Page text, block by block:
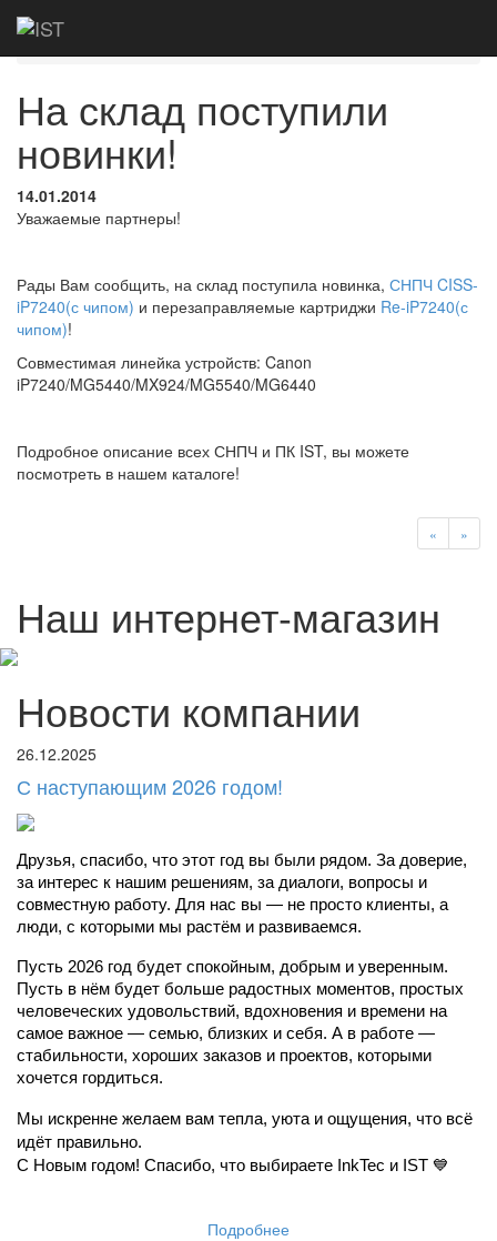
Главная
На склад поступили
новинки!
14.01.2014
Уважаемые партнеры!
Рады Вам сообщить, на склад поступила новинка, СНПЧ CISS-
iP7240(с чипом) и перезаправляемые картриджи Re-iP7240(с
чипом)!
Совместимая линейка устройств: Canon
iP7240/MG5440/MX924/MG5540/MG6440
Подробное описание всех СНПЧ и ПК IST, вы можете
посмотреть в нашем каталоге!
« »
Наш интернет-магазин
Новости компании
26.12.2025
С наступающим 2026 годом!
Друзья, спасибо, что этот год вы были рядом. За доверие,
за интерес к нашим решениям, за диалоги, вопросы и
совместную работу. Для нас вы — не просто клиенты, а
люди, с которыми мы растём и развиваемся.
Пусть 2026 год будет спокойным, добрым и уверенным.
Пусть в нём будет больше радостных моментов, простых
человеческих удовольствий, вдохновения и времени на
самое важное — семью, близких и себя. А в работе —
стабильности, хороших заказов и проектов, которыми
хочется гордиться.
Мы искренне желаем вам тепла, уюта и ощущения, что всё
идёт правильно.
С Новым годом! Спасибо, что выбираете InkTec и IST 💙
Подробнее